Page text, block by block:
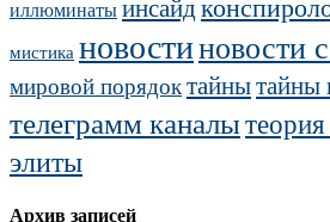
иллюминатыинсайд
мистика новостиновости
мировой порядоктайнытайны
телеграмм каналы
элиты
Архив записей